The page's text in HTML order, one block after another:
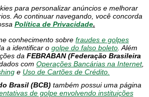
para personalizar anúncios e melhorar
Ao continuar navegando, você concorda
Política de Privacidade.
conhecimento sobre fraudes e golpes
a identificar o golpe do falso boleto . Além
da FEBRABAN (Federação Brasileira
com Operações Bancárias na Internet,
e Uso de Cartões de Crédito.
Brasil (BCB)também possui uma página
de golpe envolvendo instituições